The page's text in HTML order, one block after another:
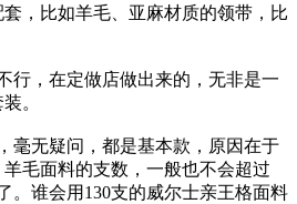
，比如羊毛、亚麻材质的领带，比
，在定做店做出来的，无非是一
。
无疑问，都是基本款，原因在于
毛面料的支数，一般也不会超过
。谁会用130支的威尔士亲王格面料